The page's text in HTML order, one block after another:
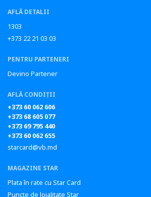
AFLĂ DETALII
1303
+373 22 21 03 03
PENTRU PARTENERI
Devino Partener
AFLĂ CONDIȚII
+373 60 062 606
+373 68 605 077
+373 69 795 440
+373 60 062 655
starcard@vb.md
MAGAZINE STAR
Plata în rate cu Star Card
Puncte de loialitate Star